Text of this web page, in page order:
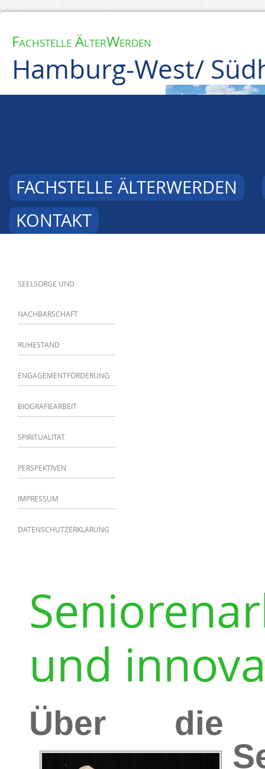
Fachstelle ÄlterWerden
Hamburg-West/
FACHSTELLE ÄLTERWERDEN
KONTAKT
SEELSORGE UND
NACHBARSCHAFT
RUHESTAND
ENGAGEMENTFÖRDERUNG
BIOGRAFIEARBEIT
SPIRITUALITÄT
PERSPEKTIVEN
IMPRESSUM
DATENSCHUTZERKLÄRUNG
und
Über die